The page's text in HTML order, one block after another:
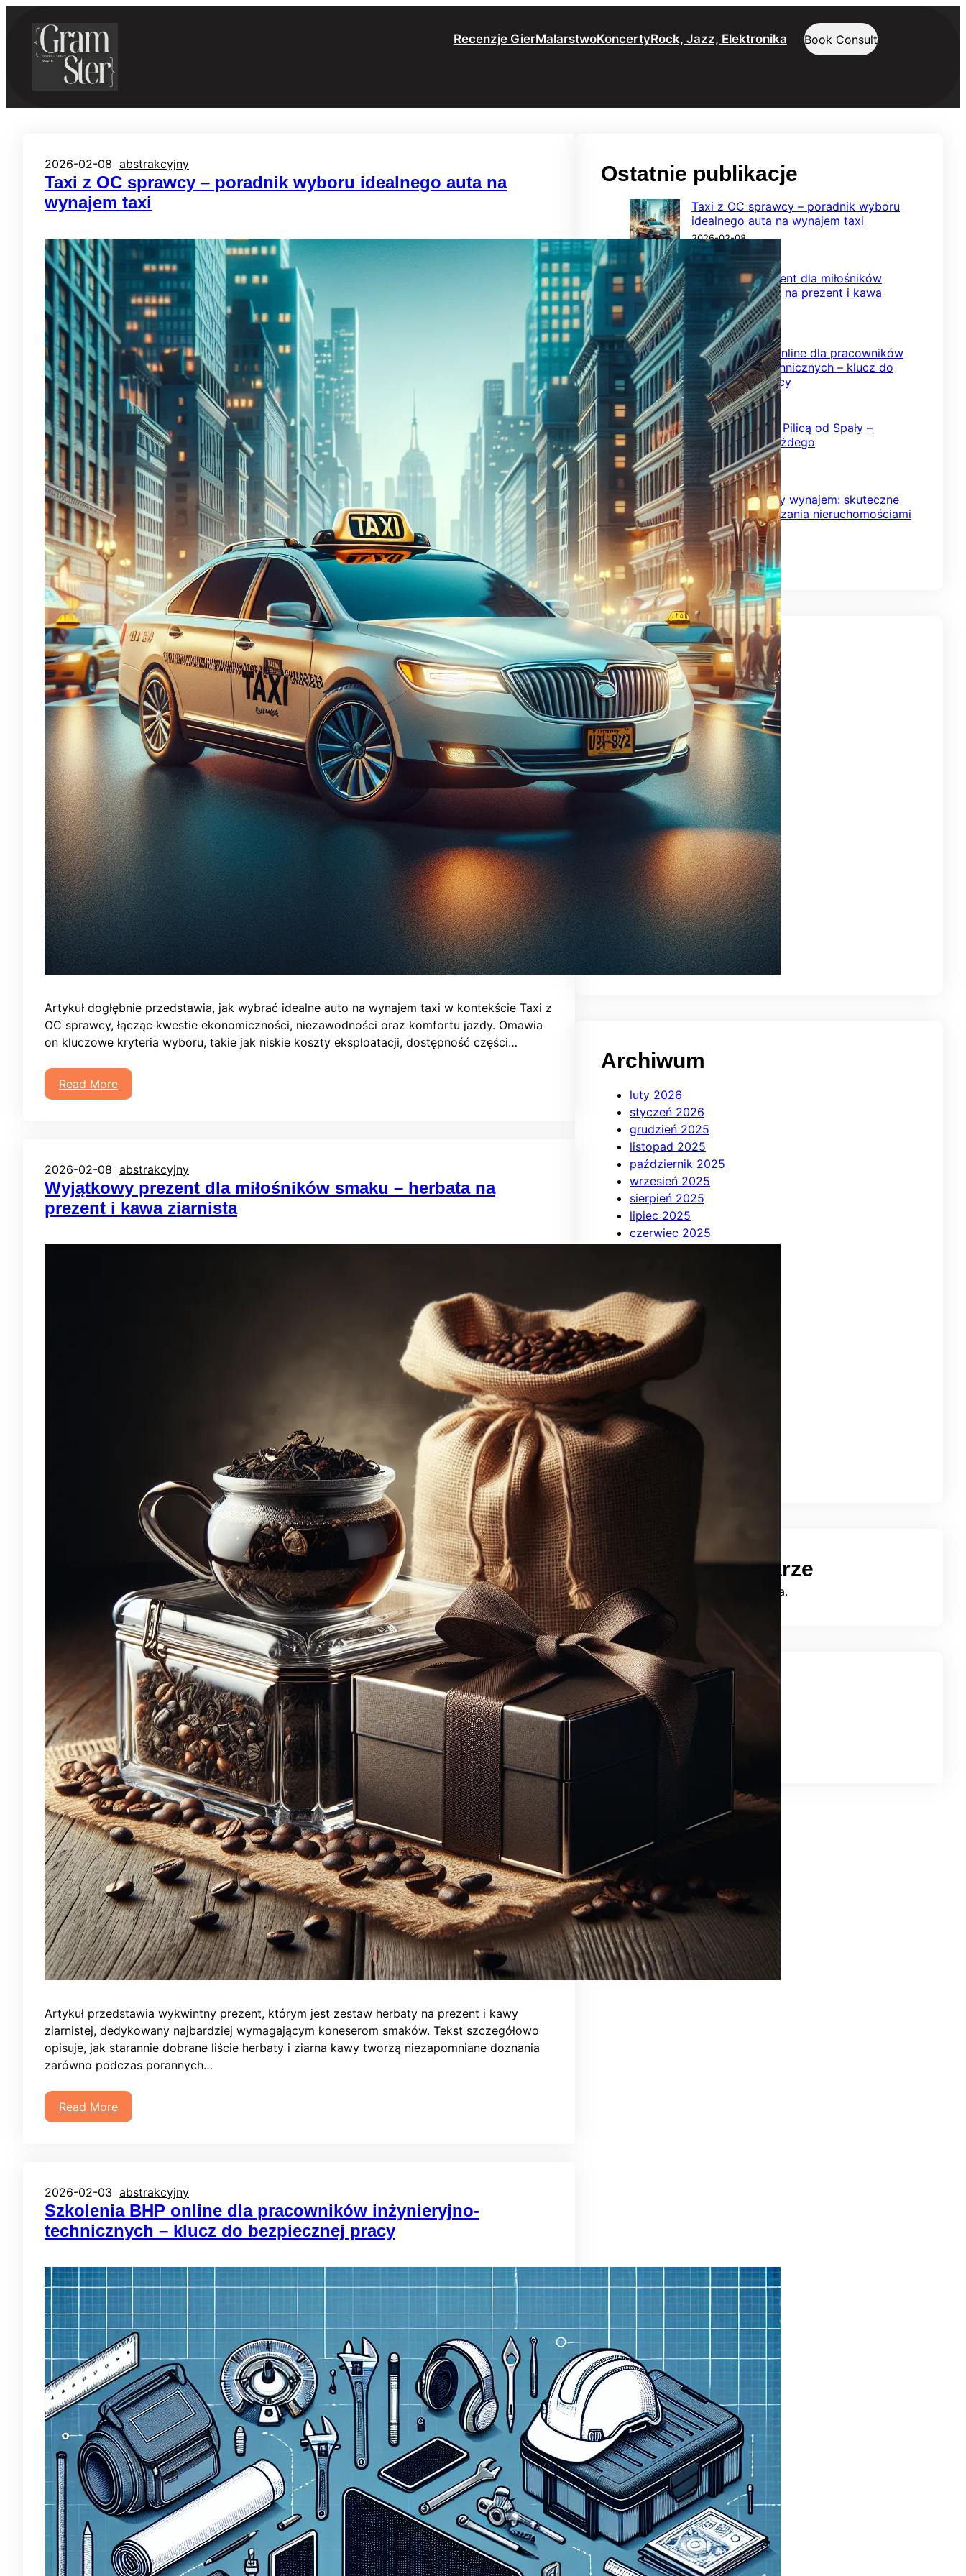
Recenzje GierMalarstwoKoncertyRock, Jazz, Elektronika Book Consult
2026-02-08 abstrakcyjny
Taxi z OC sprawcy – poradnik wyboru idealnego auta na
wynajem taxi
Artykuł dogłębnie przedstawia, jak wybrać idealne auto na wynajem taxi w kontekście Taxi z
OC sprawcy, łącząc kwestie ekonomiczności, niezawodności oraz komfortu jazdy. Omawia
on kluczowe kryteria wyboru, takie jak niskie koszty eksploatacji, dostępność części…
Read More
2026-02-08 abstrakcyjny
Wyjątkowy prezent dla miłośników smaku – herbata na
prezent i kawa ziarnista
Artykuł przedstawia wykwintny prezent, którym jest zestaw herbaty na prezent i kawy
ziarnistej, dedykowany najbardziej wymagającym koneserom smaków. Tekst szczegółowo
opisuje, jak starannie dobrane liście herbaty i ziarna kawy tworzą niezapomniane doznania
zarówno podczas porannych…
Read More
2026-02-03 abstrakcyjny
Szkolenia BHP online dla pracowników inżynieryjno-
technicznych – klucz do bezpiecznej pracy
Ostatnie publikacje
Taxi z OC sprawcy – poradnik wyboru
idealnego auta na wynajem taxi
2026-02-08
Wyjątkowy prezent dla miłośników
smaku – herbata na prezent i kawa
ziarnista
2026-02-08
Szkolenia BHP online dla pracowników
inżynieryjno-technicznych – klucz do
bezpiecznej pracy
2026-02-03
Kajakowy spływ Pilicą od Spały –
przygoda dla każdego
2026-01-24
Krótkoterminowy wynajem: skuteczne
strategie zarządzania nieruchomościami
2026-01-18
Kategorie
abstrakcyjny(57)
Artystyczne doznania(7)
dla dzieci
(7)
Edukacyjne Zabawki(11)
Koncerty(10)
Kreatywne rozgrywki(4)
Malarstwo(9)
muzyczne(10)
muzyczny(13)
puzzle(4)
Recenzje Gier(10)
Rock, Jazz, Elektronika(10)
Rytmiczne przygody(4)
surrealistyczne(7)
uliczne(4)
Zabawki dźwięku(9)
Archiwum
luty 2026
styczeń 2026
grudzień 2025
listopad 2025
październik 2025
wrzesień 2025
sierpień 2025
lipiec 2025
czerwiec 2025
luty 2025
listopad 2024
październik 2024
wrzesień 2024
sierpień 2024
lipiec 2024
czerwiec 2024
maj 2024
kwiecień 2024
Ostatnie komentarze
Brak komentarzy do wyświetlenia.
Odwiedź nas